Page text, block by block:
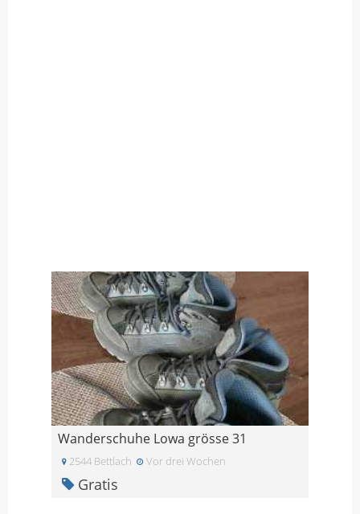
Wanderschuhe Lowa grösse 31
2544 Bettlach Vor drei Wochen
Gratis